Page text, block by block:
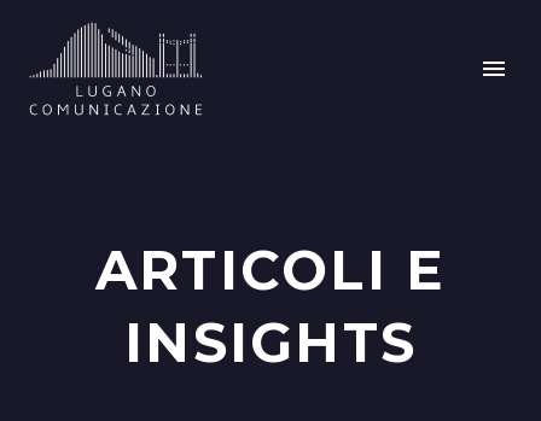
ARTICOLI E
INSIGHTS